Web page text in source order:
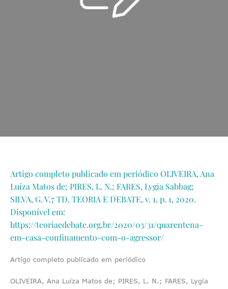
Artigo completo publicado em periódico OLIVEIRA, Ana
Luíza Matos de; PIRES, L. N.; FARES, Lygia Sabbag;
SILVA, G. V.7 TD. TEORIA E DEBATE, v. 1, p. 1, 2020.
Disponível em:
https://teoriaedebate.org.br/2020/03/31/quarentena-
em-casa-confinamento-com-o-agressor/
Artigo completo publicado em periódico
OLIVEIRA, Ana Luíza Matos de; PIRES, L. N.; FARES, Lygia